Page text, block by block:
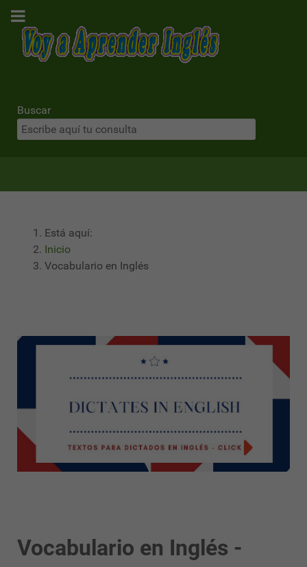
Buscar
Está aquí:
Inicio
Vocabulario en Inglés
Vocabulario en Inglés -